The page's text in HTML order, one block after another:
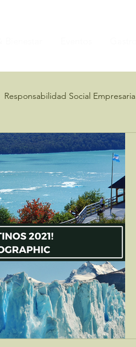
Responsabilidad Social Empresaria